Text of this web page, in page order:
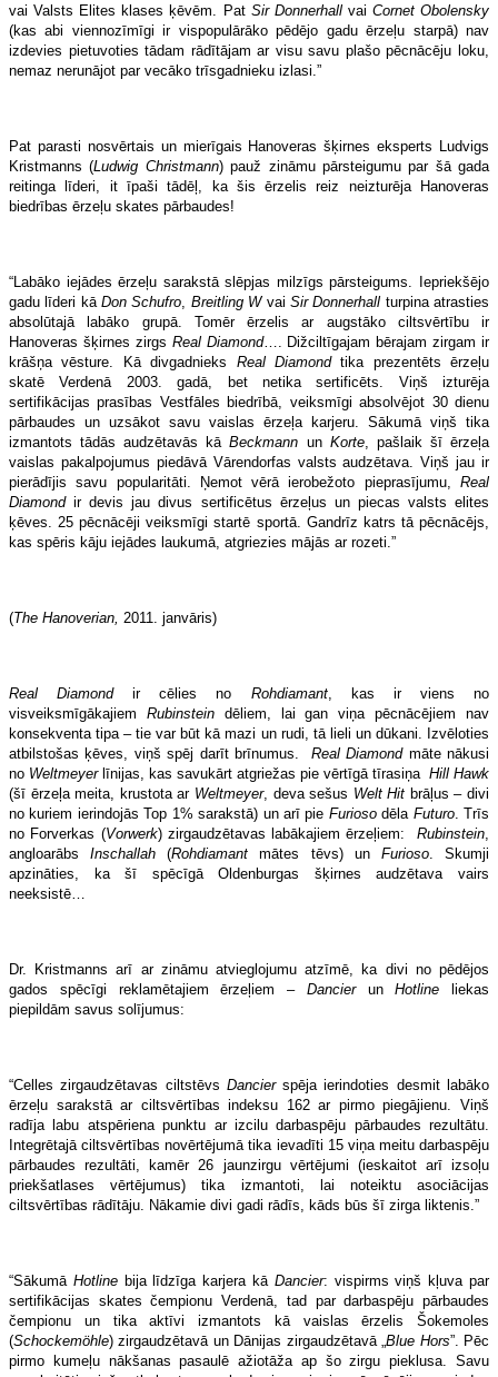
vai Valsts Elites klases ķēvēm. Pat Sir Donnerhallvai Cornet Obolensky
(kas abi viennozīmīgi ir vispopulārāko pēdējo gadu ērzeļu starpā) nav
izdevies pietuvoties tādam rādītājam ar visu savu plašo pēcnācēju loku,
nemaz nerunājot par vecāko trīsgadnieku izlasi.”
Pat parasti nosvērtais un mierīgais Hanoveras šķirnes eksperts Ludvigs
Kristmanns (Ludwig Christmann) pauž zināmu pārsteigumu par šā gada
reitinga līderi, it īpaši tādēļ, ka šis ērzelis reiz neizturēja Hanoveras
biedrības ērzeļu skates pārbaudes!
“Labāko iejādes ērzeļu sarakstā slēpjas milzīgs pārsteigums. Iepriekšējo
gadu līderi kāDon Schufro Breitling Wvai Sir Donnerhall turpina atrasties
absolūtajā labāko grupā. Tomēr ērzelis ar augstāko ciltsvērtību ir
Hanoveras šķirnes zirgs Real Diamond…. Dižciltīgajam bērajam zirgam ir
krāšņa vēsture. Kā divgadnieks Real Diamondtika prezentēts ērzeļu
skatē Verdenā 2003. gadā, bet netika sertificēts. Viņš izturēja
sertifikācijas prasības Vestfāles biedrībā, veiksmīgi absolvējot 30 dienu
pārbaudes un uzsākot savu vaislas ērzeļa karjeru. Sākumā viņš tika
izmantots tādās audzētavās kāBeckmann un Korte, pašlaik šī ērzeļa
vaislas pakalpojumus piedāvā Vārendorfas valsts audzētava. Viņš jau ir
pierādījis savu popularitāti. Ņemot vērā ierobežoto pieprasījumu, Real
Diamondir devis jau divus sertificētus ērzeļus un piecas valsts elites
ķēves. 25 pēcnācēji veiksmīgi startē sportā. Gandrīz katrs tā pēcnācējs,
kas spēris kāju iejādes laukumā, atgriezies mājās ar rozeti.”
(The Hanoverian, 2011. janvāris)
Real Diamondir cēlies no Rohdiamant, kas ir viens no
visveiksmīgākajiem Rubinsteindēliem, lai gan viņa pēcnācējiem nav
konsekventa tipa – tie var būt kā mazi un rudi, tā lieli un dūkani. Izvēloties
atbilstošas ķēves, viņš spēj darīt brīnumus. Real Diamondmāte nākusi
no Weltmeyerlīnijas, kas savukārt atgriežas pie vērtīgā tīrasiņa Hill Hawk
(šī ērzeļa meita, krustota ar Weltmeyer, deva sešus Welt Hit brāļus – divi
no kuriem ierindojās Top 1% sarakstā) un arī pie Furiosodēla Futuro. Trīs
no Forverkas (Vorwerk) zirgaudzētavas labākajiem ērzeļiem:Rubinstein
angloarābsInschallah (Rohdiamant mātes tēvs) un Furioso. Skumji
apzināties, ka šī spēcīgā Oldenburgas šķirnes audzētava vairs
neeksistē…
Dr. Kristmanns arī ar zināmu atvieglojumu atzīmē, ka divi no pēdējos
gados spēcīgi reklamētajiem ērzeļiem – Dancier un Hotline liekas
piepildām savus solījumus:
“Celles zirgaudzētavas ciltstēvs Dancierspēja ierindoties desmit labāko
ērzeļu sarakstā ar ciltsvērtības indeksu 162 ar pirmo piegājienu. Viņš
radīja labu atspēriena punktu ar izcilu darbaspēju pārbaudes rezultātu.
Integrētajā ciltsvērtības novērtējumā tika ievadīti 15 viņa meitu darbaspēju
pārbaudes rezultāti, kamēr 26 jaunzirgu vērtējumi (ieskaitot arī izsoļu
priekšatlases vērtējumus) tika izmantoti, lai noteiktu asociācijas
ciltsvērtības rādītāju. Nākamie divi gadi rādīs, kāds būs šī zirga liktenis.”
“Sākumā Hotlinebija līdzīga karjera kā Dancier: vispirms viņš kļuva par
sertifikācijas skates čempionu Verdenā, tad par darbaspēju pārbaudes
čempionu un tika aktīvi izmantots kā vaislas ērzelis Šokemoles
(Schockemöhle) zirgaudzētavā un Dānijas zirgaudzētavā „Blue Hors”. Pēc
pirmo kumeļu nākšanas pasaulē ažiotāža ap šo zirgu pieklusa. Savu